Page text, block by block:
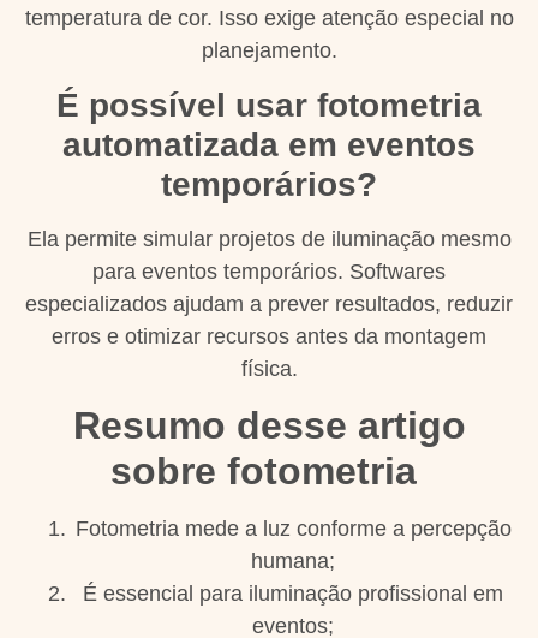
temperatura de cor. Isso exige atenção especial no
planejamento.
É possível usar fotometria
automatizada em eventos
temporários?
Ela permite simular projetos de iluminação mesmo
para eventos temporários. Softwares
especializados ajudam a prever resultados, reduzir
erros e otimizar recursos antes da montagem
física.
Resumo desse artigo
sobre fotometria
Fotometria mede a luz conforme a percepção
humana;
É essencial para iluminação profissional em
eventos;